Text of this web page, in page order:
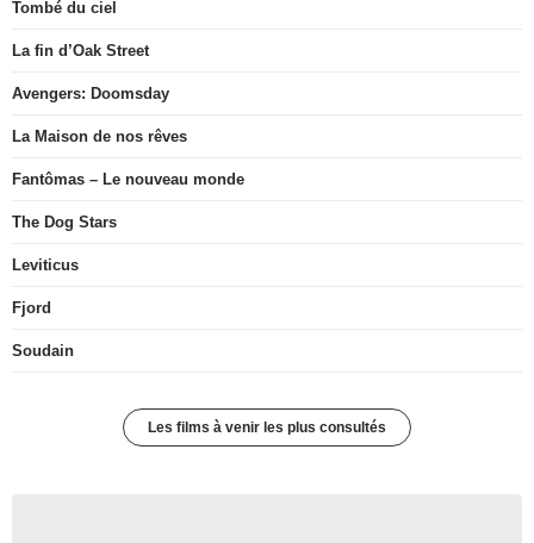
Tombé du ciel
La fin d’Oak Street
Avengers: Doomsday
La Maison de nos rêves
Fantômas – Le nouveau monde
The Dog Stars
Leviticus
Fjord
Soudain
Les films à venir les plus consultés